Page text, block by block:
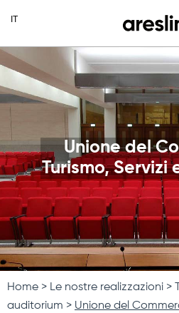
Unione del
Turismo, Servizi
Home Le nostre realizzazioni
auditorium
Unione del